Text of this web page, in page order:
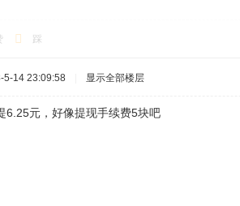
踩
5-14 23:09:58 显示全部楼层
6.25元，好像提现手续费5块吧